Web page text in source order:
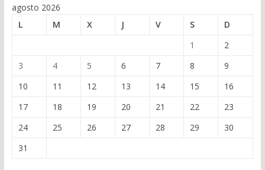
agosto 2026
L
M X J V S
D
1
2
3
4 5 6 7 8
9
10
11 12 13 14 15
16
17
18 19 20 21 22
23
24
25 26 27 28 29
30
31